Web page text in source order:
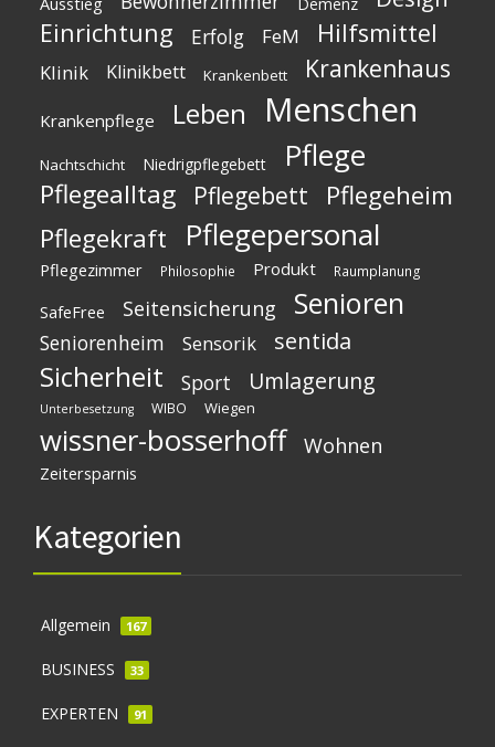
Einrichtung Erfolg FeM Hilfsmittel
Klinik Klinikbett Krankenbett Krankenhaus
Krankenpflege Leben Menschen
Nachtschicht Niedrigpflegebett Pflege
Pflegealltag Pflegebett
Pflegeheim
Pflegekraft
Pflegepersonal
Pflegezimmer Philosophie Produkt Raumplanung
SafeFree Seitensicherung Senioren
Seniorenheim Sensorik sentida
Sicherheit Sport Umlagerung
Unterbesetzung WIBO Wiegen
wissner-bosserhoff Wohnen
Zeitersparnis
Kategorien
Allgemein 167
BUSINESS 33
EXPERTEN 91